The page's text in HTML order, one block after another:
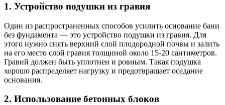
1. Устройство подушки из гравия
Один из распространенных способов усилить основание бани
без фундамента — это устройство подушки из гравия. Для
этого нужно снять верхний слой плодородной почвы и залить
на его место слой гравия толщиной около 15-20 сантиметров.
Гравий должен быть уплотнен и ровным. Такая подушка
хорошо распределяет нагрузку и предотвращает оседание
основания.
2. Использование бетонных блоков